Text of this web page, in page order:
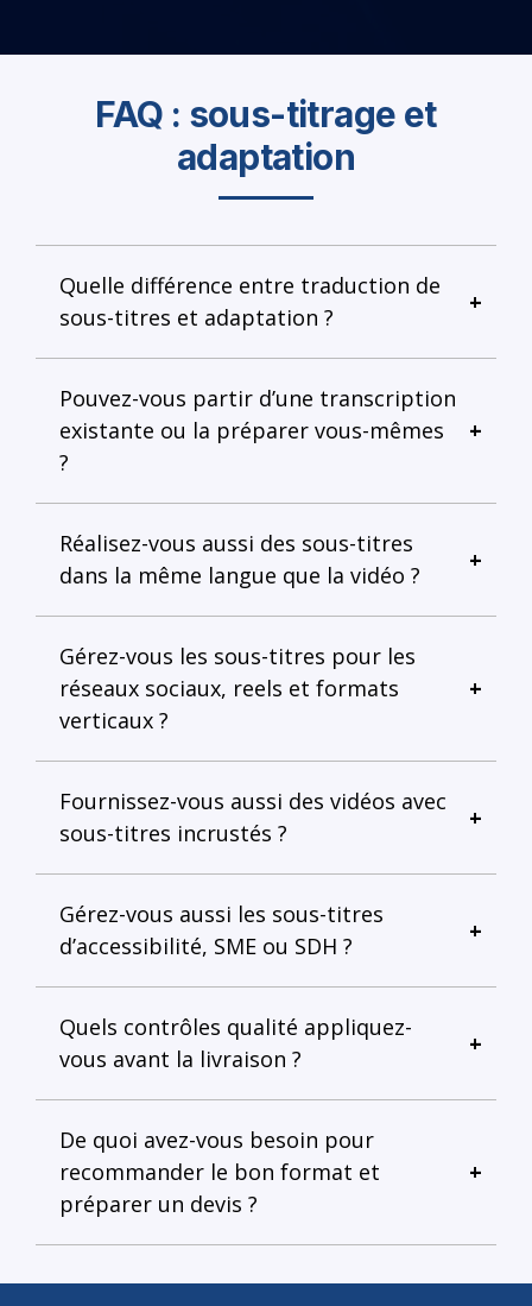
FAQ : sous-titrage et
adaptation
Quelle différence entre traduction de
sous-titres et adaptation ?
Pouvez-vous partir d’une transcription
existante ou la préparer vous-mêmes
?
Réalisez-vous aussi des sous-titres
dans la même langue que la vidéo ?
Gérez-vous les sous-titres pour les
réseaux sociaux, reels et formats
verticaux ?
Fournissez-vous aussi des vidéos avec
sous-titres incrustés ?
Gérez-vous aussi les sous-titres
d’accessibilité, SME ou SDH ?
Quels contrôles qualité appliquez-
vous avant la livraison ?
De quoi avez-vous besoin pour
recommander le bon format et
préparer un devis ?